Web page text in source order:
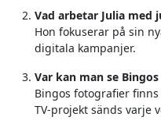
Vad arbetar Julia med
Hon fokuserar på sin
digitala kampanjer.
Var kan man se
Bingos fotografier
TV-projekt sänds varje